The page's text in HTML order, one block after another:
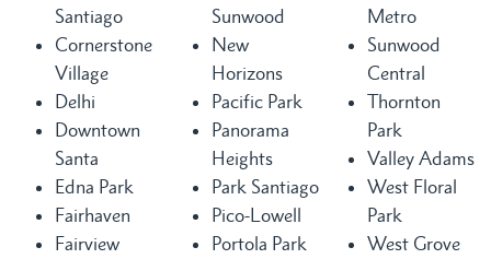
Santiago
Cornerstone
Village
Delhi
Downtown
Santa
Edna Park
Fairhaven
Fairview
Sunwood
New
Horizons
Pacific Park
Panorama
Heights
Park Santiago
Pico-Lowell
Portola Park
Metro
Sunwood
Central
Thornton
Park
Valley Adams
West Floral
Park
West Grove